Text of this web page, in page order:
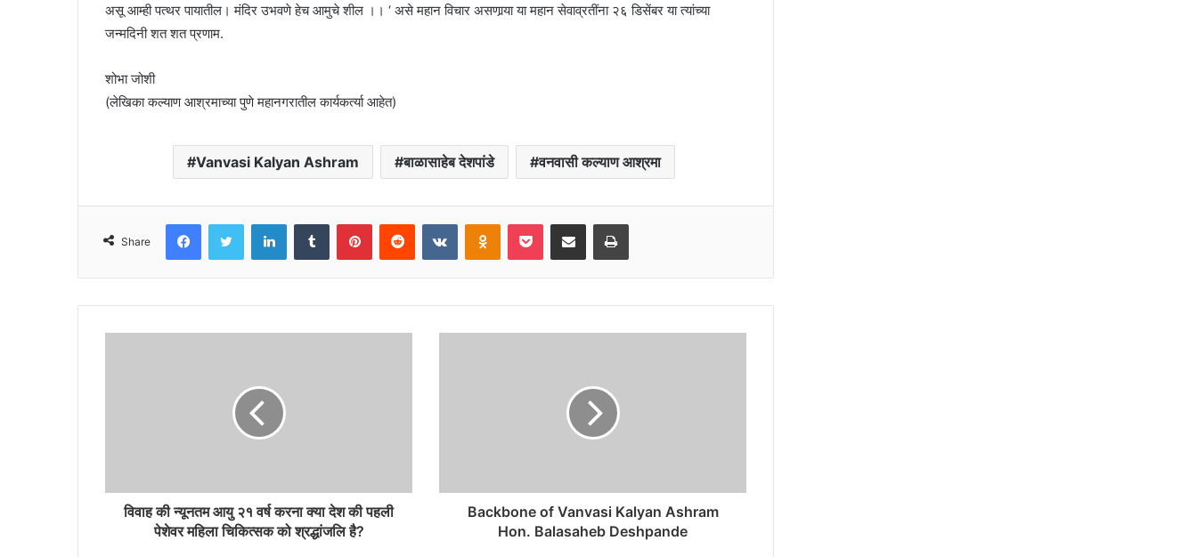
असू आम्ही पत्थर पायातील। मंदिर उभवणे हेच आमुचे शील ।। ‘ असे महान विचार असणार्‍या या महान सेवाव्रतींना २६ डिसेंबर या त्यांच्या
जन्मदिनी शत शत प्रणाम.
शोभा जोशी
(लेखिका कल्याण आश्रमाच्या पुणे महानगरातील कार्यकर्त्या आहेत)
Vanvasi Kalyan Ashram बाळासाहेब देशपांडे वनवासी कल्याण आश्रमा
Share
FacebookTwitter LinkedInTumblr PinterestReddit VKontakteOdnoklassniki
Pocket Share via Email Print
विवाह की न्यूनतम आयु २१ वर्ष करना क्या देश की पहली
पेशेवर महिला चिकित्सक को श्रद्धांजलि है?
Backbone of Vanvasi Kalyan Ashram
Hon. Balasaheb Deshpande